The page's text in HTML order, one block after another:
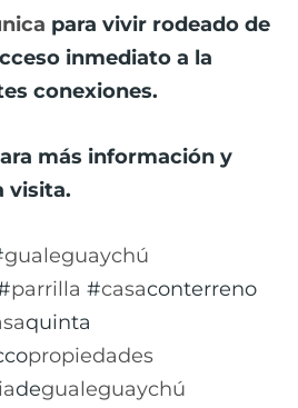
para vivir rodeado de
inmediato a la
conexiones.
más información y
visita.
gualeguaychú
parrilla #casaconterreno
quinta
propiedades
degualeguaychú